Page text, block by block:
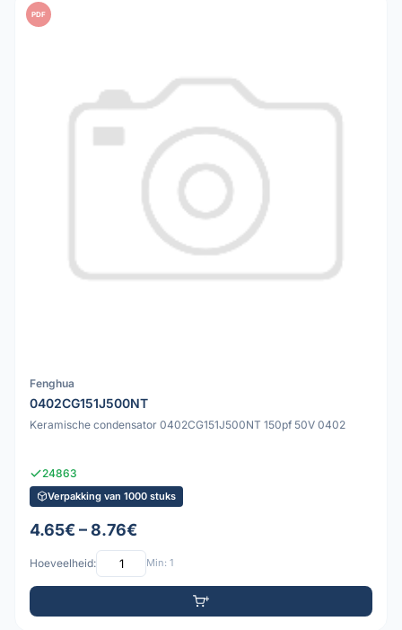
PDF
Fenghua
0402CG151J500NT
Keramische condensator 0402CG151J500NT 150pf 50V 0402
24863
Verpakking van 1000 stuks
4.65€ – 8.76€
Hoeveelheid: Min: 1